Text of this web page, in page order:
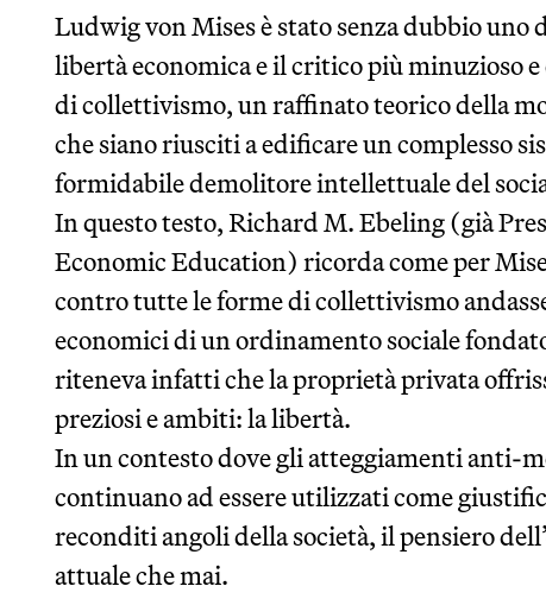
Ludwig von Mises è stato senza dubbio
libertà economica e il critico più minuzioso
di collettivismo, un raffinato teorico della
che siano riusciti a edificare un complesso
formidabile demolitore intellettuale del
In questo testo, Richard M. Ebeling (già
Economic Education) ricorda come per
contro tutte le forme di collettivismo
economici di un ordinamento sociale
riteneva infatti che la proprietà privata
preziosi e ambiti: la libertà.
In un contesto dove gli atteggiamenti anti-
continuano ad essere utilizzati come
reconditi angoli della società, il pensiero
attuale che mai.